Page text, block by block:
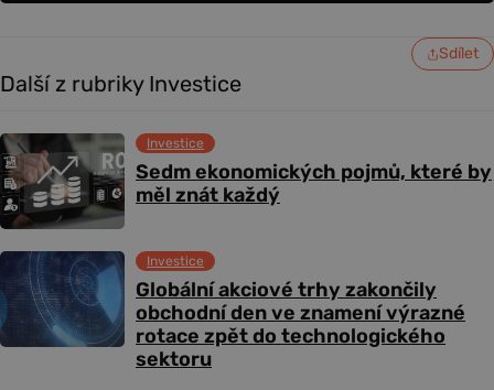
Sdílet
Další z rubriky Investice
Sedm ekonomických pojmů, které by
měl znát každý
Investice
Globální akciové trhy zakončily
obchodní den ve znamení výrazné
rotace zpět do technologického
sektoru
Investice